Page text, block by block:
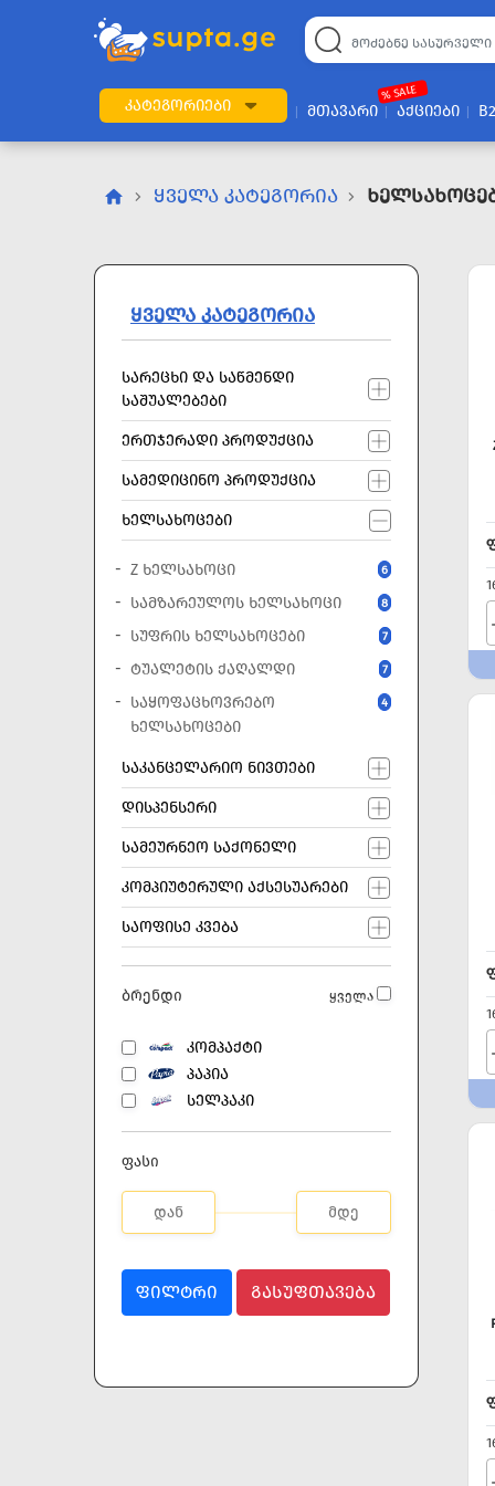
ᲙᲐᲢᲔᲒᲝᲠᲘᲔᲑᲘ ᲛᲗᲐᲕᲐᲠᲘ ᲐᲥᲪᲘᲔᲑᲘ
% SALE
ᲧᲕᲔᲚᲐ ᲙᲐᲢᲔᲒᲝᲠᲘᲐ
ᲧᲕᲔᲚᲐ ᲙᲐᲢᲔᲒᲝᲠᲘᲐ
ᲡᲐᲠᲔᲪᲮᲘ ᲓᲐ ᲡᲐᲬᲛᲔᲜᲓᲘ
ᲡᲐᲨᲣᲐᲚᲔᲑᲔᲑᲘ
ᲔᲠᲗᲯᲔᲠᲐᲓᲘ ᲞᲠᲝᲓᲣᲥᲪᲘᲐ
ᲡᲐᲛᲔᲓᲘᲪᲘᲜᲝ ᲞᲠᲝᲓᲣᲥᲪᲘᲐ
ᲮᲔᲚᲡᲐᲮᲝᲪᲔᲑᲘ
Z ᲮᲔᲚᲡᲐᲮᲝᲪᲘ 6
ᲡᲐᲛᲖᲐᲠᲔᲣᲚᲝᲡ ᲮᲔᲚᲡᲐᲮᲝᲪᲘ 8
ᲡᲣᲤᲠᲘᲡ ᲮᲔᲚᲡᲐᲮᲝᲪᲔᲑᲘ 7
ᲢᲣᲐᲚᲔᲢᲘᲡ ᲥᲐᲦᲐᲚᲓᲘ 7
ᲡᲐᲧᲝᲤᲐᲪᲮᲝᲕᲠᲔᲑᲝ
ᲮᲔᲚᲡᲐᲮᲝᲪᲔᲑᲘ
4
ᲡᲐᲙᲐᲜᲪᲔᲚᲐᲠᲘᲝ ᲜᲘᲕᲗᲔᲑᲘ
ᲓᲘᲡᲞᲔᲜᲡᲔᲠᲘ
ᲡᲐᲛᲔᲣᲠᲜᲔᲝ ᲡᲐᲥᲝᲜᲔᲚᲘ
ᲙᲝᲛᲞᲘᲣᲢᲔᲠᲣᲚᲘ ᲐᲥᲡᲔᲡᲣᲐᲠᲔᲑᲘ
ᲡᲐᲝᲤᲘᲡᲔ ᲙᲕᲔᲑᲐ
ბრენდი ყველა
ᲙᲝᲛᲞᲐᲥᲢᲘ
ᲞᲐᲞᲘᲐ
ᲡᲔᲚᲞᲐᲙᲘ
ფასი
ᲤᲘᲚᲢᲠᲘ ᲒᲐᲡᲣᲤᲗᲐᲕᲔᲑᲐ